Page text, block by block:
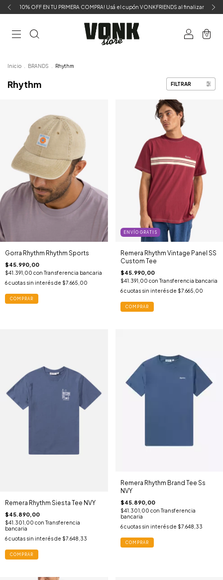
10% OFF EN TU PRIMERA COMPRA! Usá el cupón VONKFRIENDS al finalizar
0
Inicio BRANDS Rhythm
Rhythm FILTRAR
Gorra Rhythm Rhythm Sports
$45.990,00
$41.391,00 con Transferencia bancaria
6cuotas sin interés de $7.665,00
COMPRAR
ENVÍO GRATIS
Remera Rhythm Vintage Panel SS
Custom Tee
$45.990,00
$41.391,00 con Transferencia bancaria
6 cuotas sin interés de $7.665,00
COMPRAR
Remera Rhythm Siesta Tee NVY
$45.890,00
$41.301,00 con Transferencia
bancaria
6cuotas sin interés de $7.648,33
COMPRAR
Remera Rhythm Brand Tee Ss
NVY
$45.890,00
$41.301,00 con Transferencia
bancaria
6 cuotas sin interés de $7.648,33
COMPRAR